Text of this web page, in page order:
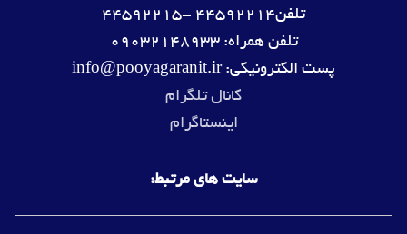
تلفن44592214 -44592215
تلفن همراه: 09032148933
پست الکترونیکی: info@pooyagaranit.ir
کانال تلگرام
اینستاگرام
سایت های مرتبط: